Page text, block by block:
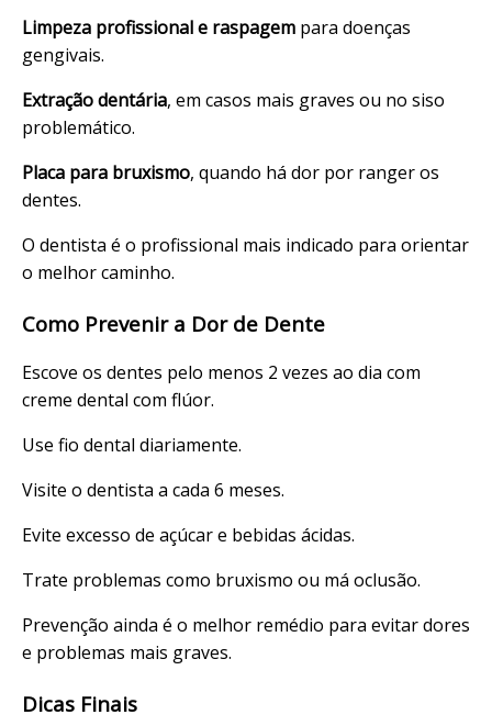
Limpeza profissional e raspagem para doenças
gengivais.
Extração dentária, em casos mais graves ou no siso
problemático.
Placa para bruxismo, quando há dor por ranger os
dentes.
O dentista é o profissional mais indicado para orientar
o melhor caminho.
Como Prevenir a Dor de Dente
Escove os dentes pelo menos 2 vezes ao dia com
creme dental com flúor.
Use fio dental diariamente.
Visite o dentista a cada 6 meses.
Evite excesso de açúcar e bebidas ácidas.
Trate problemas como bruxismo ou má oclusão.
Prevenção ainda é o melhor remédio para evitar dores
e problemas mais graves.
Dicas Finais